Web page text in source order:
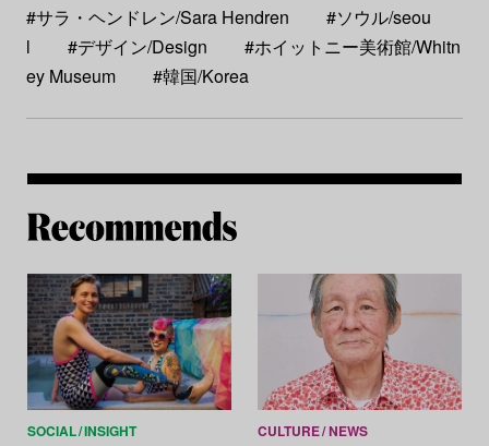
#サラ・ヘンドレン/Sara Hendren
#ソウル/seou
l
#デザイン/Design
#ホイットニー美術館/Whitn
ey Museum
#韓国/Korea
SOCIAL INSIGHT CULTURE NEWS